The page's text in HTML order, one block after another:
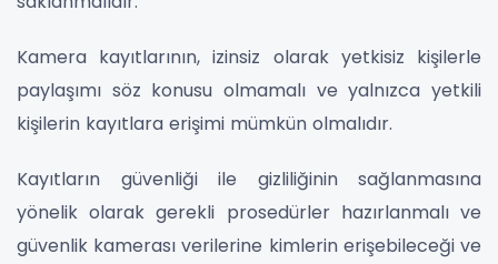
Kamera kayıtlarının, izinsiz olarak yetkisiz kişilerle
paylaşımı söz konusu olmamalı ve yalnızca yetkili
kişilerin kayıtlara erişimi mümkün olmalıdır.
Kayıtların güvenliği ile gizliliğinin sağlanmasına
yönelik olarak gerekli prosedürler hazırlanmalı ve
güvenlik kamerası verilerine kimlerin erişebileceği ve